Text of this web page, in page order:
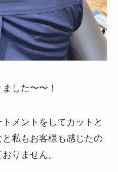
した〜〜！
メントをしてカットと
私もお客様も感じたの
りません。